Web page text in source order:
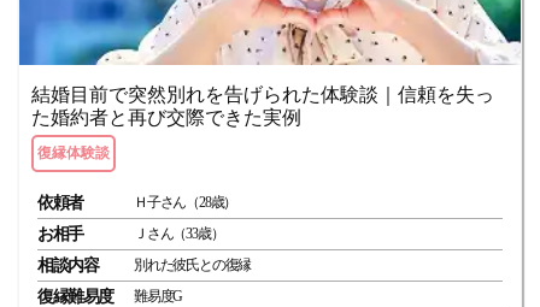
結婚目前で突然別れを告げられた体験談｜信頼を失っ
た婚約者と再び交際できた実例
復縁体験談
依頼者 Ｈ子さん（28歳）
お相手 Ｊさん（33歳）
相談内容 別れた彼氏との復縁
復縁難易度 難易度G